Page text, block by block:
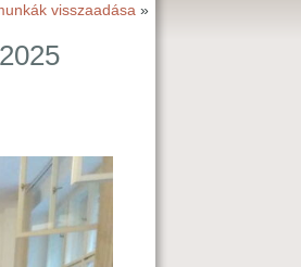
visszaadása »